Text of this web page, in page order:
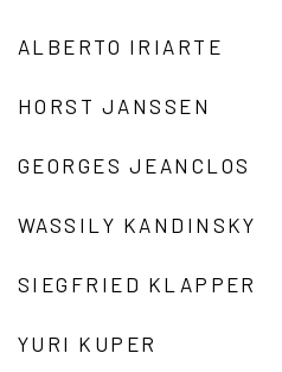
ALBERTO IRIARTE
HORST JANSSEN
GEORGES JEANCLOS
WASSILY KANDINSKY
SIEGFRIED KLAPPER
YURI KUPER